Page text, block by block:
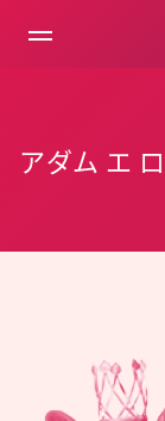
アダム エ